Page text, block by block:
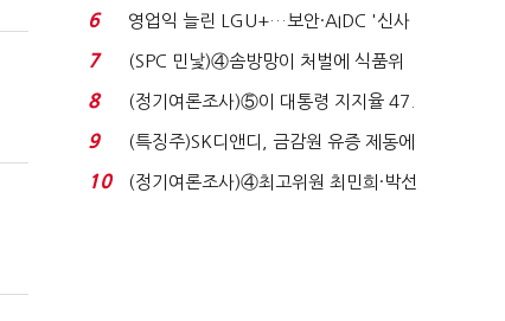
세 구하기 더 ...
6
영업익 늘린 LGU+…보안·AIDC '신사
업 드라이브'...
7
(SPC 민낯)④솜방망이 처벌에 식품위
생법 위반 반복...
8
(정기여론조사)⑤이 대통령 지지율 47.
7%…일주일 만에 ...
9
(특징주)SK디앤디, 금감원 유증 제동에
장 초반 상한가...
10
(정기여론조사)④최고위원 최민희·박선